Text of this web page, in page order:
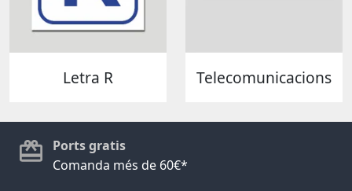
Letra R Telecomunicacions
Ports gratis
Comanda més de 60€*